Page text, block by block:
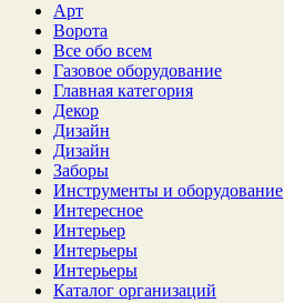
Арт
Ворота
Все обо всем
Газовое оборудование
Главная категория
Декор
Дизайн
Дизайн
Заборы
Инструменты и оборудование
Интересное
Интерьер
Интерьеры
Интерьеры
Каталог организаций